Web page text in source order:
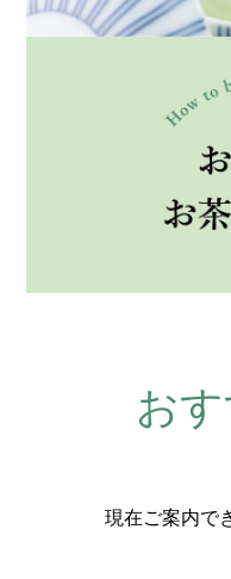
お
現在ご案内で